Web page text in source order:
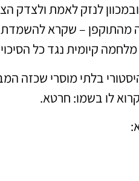
לנזק לאמת ולצדק
– שקרא להשמדת
קיומית נגד כל
בלתי מוסרי שכזה
לו בשמו: חרטא.